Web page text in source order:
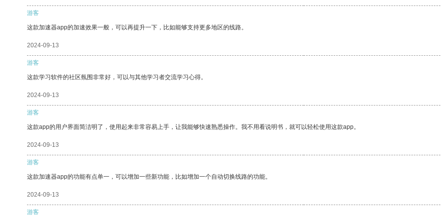
游客
这款加速器app的加速效果一般，可以再提升一下，比如能够支持更多地区的线路。
2024-09-13
游客
这款学习软件的社区氛围非常好，可以与其他学习者交流学习心得。
2024-09-13
游客
这款app的用户界面简洁明了，使用起来非常容易上手，让我能够快速熟悉操作。我不用看说明书，就可以轻松使用这款app。
2024-09-13
游客
这款加速器app的功能有点单一，可以增加一些新功能，比如增加一个自动切换线路的功能。
2024-09-13
游客